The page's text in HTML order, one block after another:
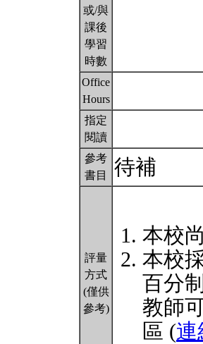
或/與
課後
學習
時數
Office
Hours
指定
閱讀
參考
書目
待補
評量
方式
(僅供
參考)
本校
本校
百分
教師
區 (連